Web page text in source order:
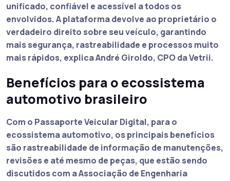
unificado, confiável e acessível a todos os
envolvidos. A plataforma devolve ao proprietário o
verdadeiro direito sobre seu veículo, garantindo
mais segurança, rastreabilidade e processos muito
mais rápidos, explica André Giroldo, CPO da Vetrii.
Benefícios para o ecossistema
automotivo brasileiro
Com o Passaporte Veicular Digital, para o
ecossistema automotivo, os principais benefícios
são rastreabilidade de informação de manutenções,
revisões e até mesmo de peças, que estão sendo
discutidos com a Associação de Engenharia